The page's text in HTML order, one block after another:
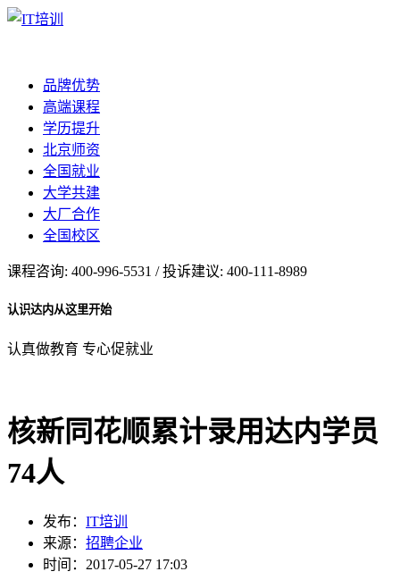
品牌优势
高端课程
学历提升
北京师资
全国就业
大学共建
大厂合作
全国校区
课程咨询: 400-996-5531 / 投诉建议: 400-111-8989
认识达内从这里开始
认真做教育 专心促就业
核新同花顺累计录用达内学员
74人
发布： IT培训
来源： 招聘企业
时间：2017-05-27 17:03